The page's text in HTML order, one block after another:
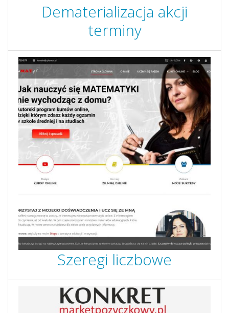
Dematerializacja akcji
terminy
Szeregi liczbowe